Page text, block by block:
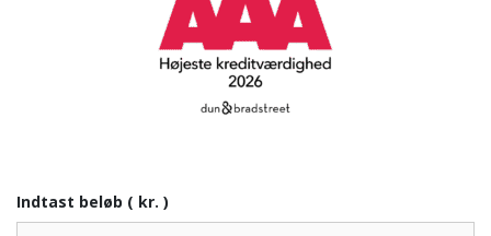
Indtast beløb ( kr. )